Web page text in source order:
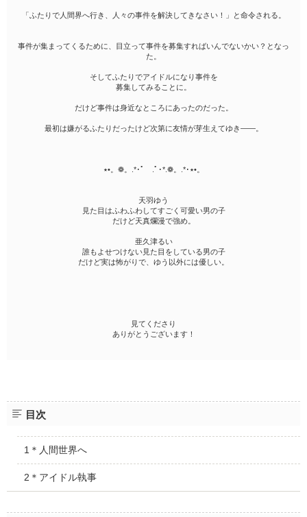
「ふたりで人間界へ行き、人々の事件を解決してきなさい！」と命令される。
事件が集まってくるために、目立って事件を募集すればいんでないかい？となっ
た。
そしてふたりでアイドルになり事件を
募集してみることに。
だけど事件は身近なところにあったのだった。
最初は嫌がるふたりだったけど次第に友情が芽生えてゆき――。
٭•。❁。.*･ﾟ .ﾟ･*.❁。.*･٭•。
天羽ゆう
見た目はふわふわしてすごく可愛い男の子
だけど天真爛漫で強め。
亜久津るい
誰もよせつけない見た目をしている男の子
だけど実は怖がりで、ゆう以外には優しい。
見てくださり
ありがとうございます！
目次
1＊人間世界へ
2＊アイドル執事